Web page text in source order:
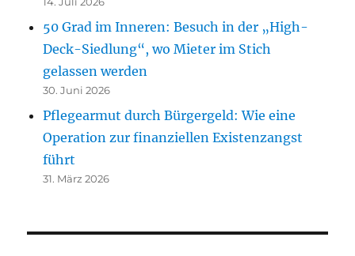
50 Grad im Inneren: Besuch in der „High-
Deck-Siedlung“, wo Mieter im Stich
gelassen werden
30. Juni 2026
Pflegearmut durch Bürgergeld: Wie eine
Operation zur finanziellen Existenzangst
führt
31. März 2026